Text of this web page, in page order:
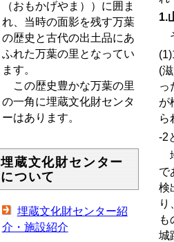
（おもかげやま））に囲ま
れ、当時の面影を残す万葉
の歴史と古代の出土品にあ
ふれた万葉の里となってい
ます。
この歴史豊かな万葉の里
の一角に埋蔵文化財センタ
ーはあります。
埋蔵文化財センター
について
埋蔵文化財センター紹
介・施設紹介
1.
(1)
(
っ
が
ら
-2
で
検
り
も
城